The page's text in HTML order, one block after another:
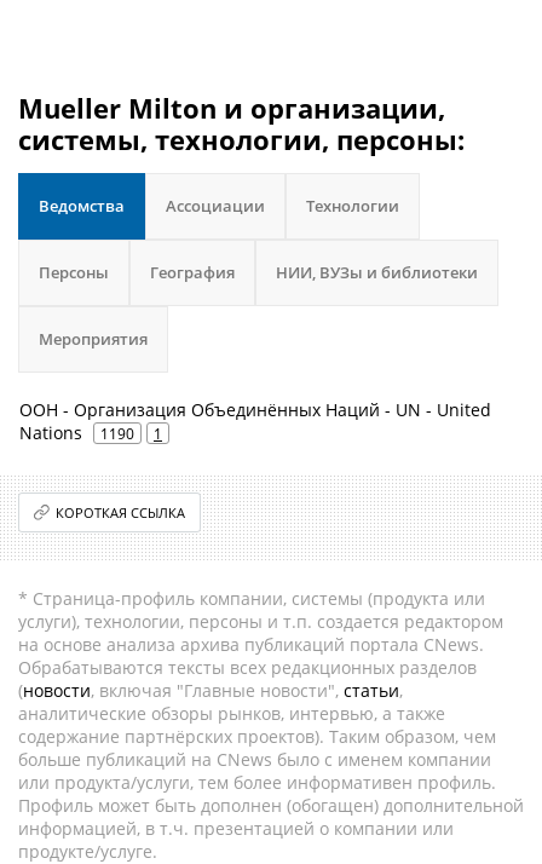
Mueller Milton и организации,
системы, технологии, персоны:
Ведомства Ассоциации Технологии
Персоны География НИИ, ВУЗы и библиотеки
Мероприятия
ООН - Организация Объединённых Наций - UN - United
Nations
1190 1
КОРОТКАЯ ССЫЛКА
* Страница-профиль компании, системы (продукта или
услуги), технологии, персоны и т.п. создается редактором
на основе анализа архива публикаций портала CNews.
Обрабатываются тексты всех редакционных разделов
(новости, включая "Главные новости", статьи,
аналитические обзоры рынков, интервью, а также
содержание партнёрских проектов). Таким образом, чем
больше публикаций на CNews было с именем компании
или продукта/услуги, тем более информативен профиль.
Профиль может быть дополнен (обогащен) дополнительной
информацией, в т.ч. презентацией о компании или
продукте/услуге.